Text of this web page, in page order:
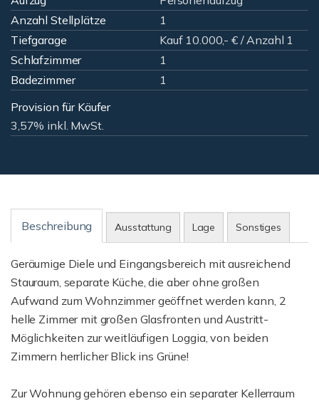
Anzahl Stellplätze
1
Tiefgarage
Kauf 10.000,- € / Anzahl 1
Schlafzimmer
1
Badezimmer
1
Provision für Käufer
3,57% inkl. MwSt.
Beschreibung Ausstattung Lage Sonstiges
Geräumige Diele und Eingangsbereich mit ausreichend
Stauraum, separate Küche, die aber ohne großen
Aufwand zum Wohnzimmer geöffnet werden kann, 2
helle Zimmer mit großen Glasfronten und Austritt-
Möglichkeiten zur weitläufigen Loggia, von beiden
Zimmern herrlicher Blick ins Grüne!
Zur Wohnung gehören ebenso ein separater Kellerraum